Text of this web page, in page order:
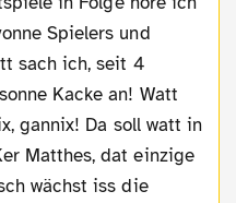
Spielers und
sach ich, seit 4
Kacke an! Watt
gannix! Da soll watt in
Matthes, dat einzige
wächst iss die